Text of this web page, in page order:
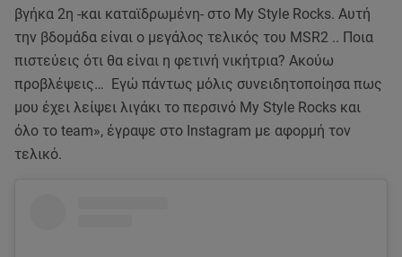
βγήκα 2η -και καταϊδρωμένη- στο My Style Rocks. Αυτή
την βδομάδα είναι ο μεγάλος τελικός του MSR2 .. Ποια
πιστεύεις ότι θα είναι η φετινή νικήτρια? Ακούω
προβλέψεις… Εγώ πάντως μόλις συνειδητοποίησα πως
μου έχει λείψει λιγάκι το περσινό My Style Rocks και
όλο το team», έγραψε στο Instagram με αφορμή τον
τελικό.